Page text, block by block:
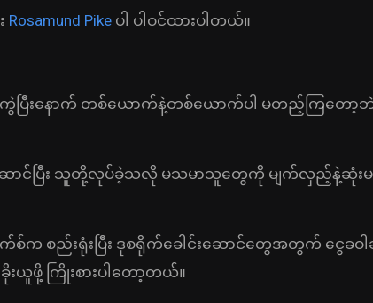
Rosamund Pike ပါ ပါဝင်ထားပါတယ်။
ကွဲပြီးနောက် တစ်ယောက်နဲ့တစ်ယောက်ပါ မတည့်ကြတေ
ာင်ပြီး သူတို့လုပ်ခဲ့သလို မသမာသူတွေကို မျက်လှည့်နဲ့ဆုံး
ည်းရုံးပြီး ဒုစရိုက်ခေါင်းဆောင်တွေအတွက် ငွေခဝါခ
ယူဖို့ ကြိုးစားပါတော့တယ်။